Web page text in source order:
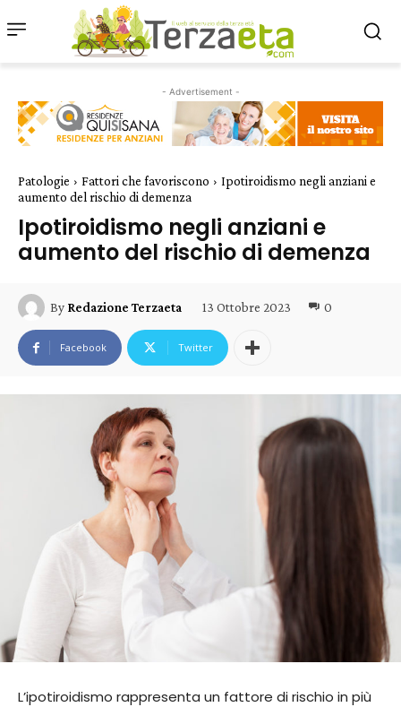
- Advertisement -
Patologie Fattori che favoriscono
Ipotiroidismo negli anziani e
aumento del rischio di demenza
Ipotiroidismo negli anziani e
aumento del rischio di demenza
By Redazione Terzaeta 13 Ottobre 2023 0
Facebook Twitter
L’ipotiroidismo rappresenta un fattore di rischio in più